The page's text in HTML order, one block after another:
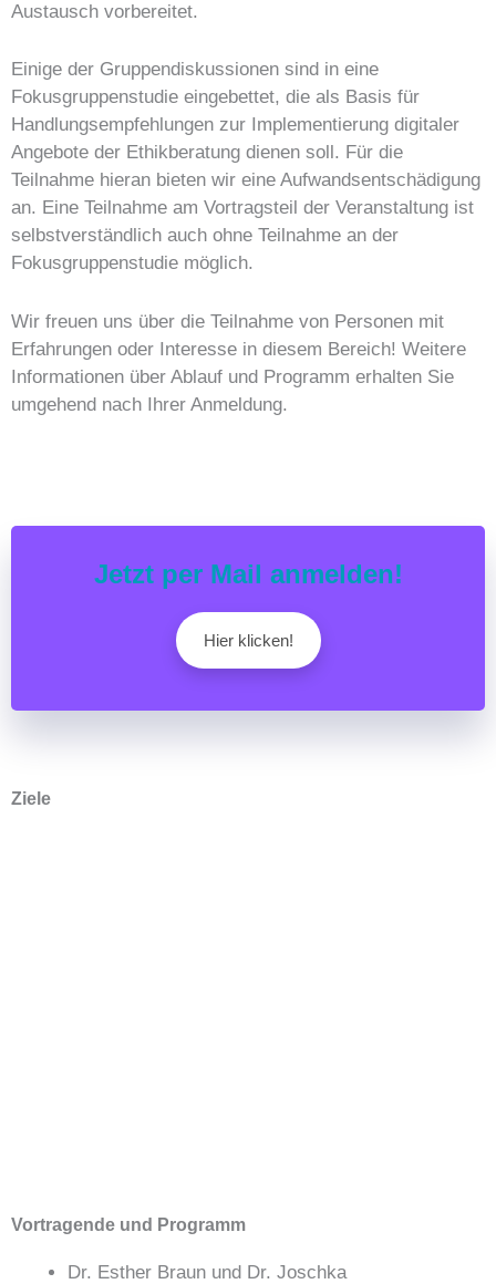
Austausch vorbereitet.
Einige der Gruppendiskussionen sind in eine
Fokusgruppenstudie eingebettet, die als Basis für
Handlungsempfehlungen zur Implementierung digitaler
Angebote der Ethikberatung dienen soll. Für die
Teilnahme hieran bieten wir eine Aufwandsentschädigung
an. Eine Teilnahme am Vortragsteil der Veranstaltung ist
selbstverständlich auch ohne Teilnahme an der
Fokusgruppenstudie möglich.
Wir freuen uns über die Teilnahme von Personen mit
Erfahrungen oder Interesse in diesem Bereich! Weitere
Informationen über Ablauf und Programm erhalten Sie
umgehend nach Ihrer Anmeldung.
Jetzt per Mail anmelden!
Hier klicken!
Ziele
Vortragende und Programm
Dr. Esther Braun und Dr. Joschka